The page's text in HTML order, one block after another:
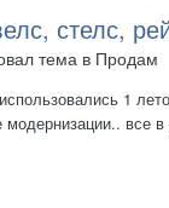
стелс,
тема в Продам
1
модернизации.. все
для
эндуро,
задняя SBLONG (...